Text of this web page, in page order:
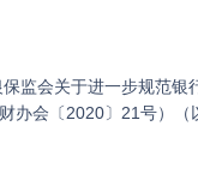
监会关于进一步规范银
办会〔2020〕21号）（